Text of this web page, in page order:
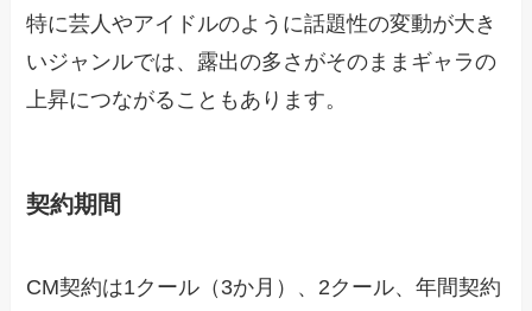
特に芸人やアイドルのように話題性の変動が大き
いジャンルでは、露出の多さがそのままギャラの
上昇につながることもあります。
契約期間
CM契約は1クール（3か月）、2クール、年間契約